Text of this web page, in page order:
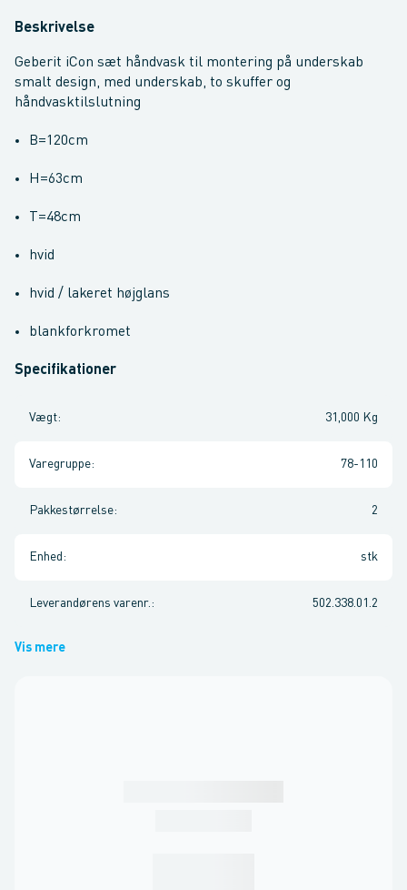
Beskrivelse
Geberit iCon sæt håndvask til montering på underskab
smalt design, med underskab, to skuffer og
håndvasktilslutning
B=120cm
H=63cm
T=48cm
hvid
hvid / lakeret højglans
blankforkromet
Specifikationer
Vægt: 31,000 Kg
Varegruppe: 78-110
Pakkestørrelse: 2
Enhed : stk
Leverandørens varenr. : 502.338.01.2
Vis mere